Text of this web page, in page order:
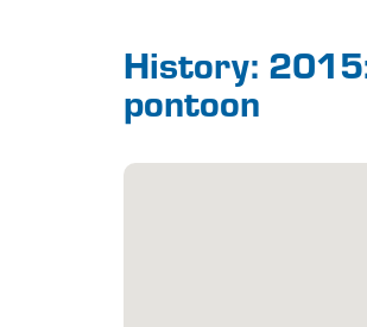
History:
pontoon